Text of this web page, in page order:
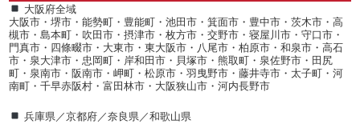
大阪府全域
大阪市・堺市・能勢町・豊能町・池田市・箕面市・豊中市・茨木市・高
槻市・島本町・吹田市・摂津市・枚方市・交野市・寝屋川市・守口市・
門真市・四條畷市・大東市・東大阪市・八尾市・柏原市・和泉市・高石
市・泉大津市・忠岡町・岸和田市・貝塚市・熊取町・泉佐野市・田尻
町・泉南市・阪南市・岬町・松原市・羽曳野市・藤井寺市・太子町・河
南町・千早赤阪村・富田林市・大阪狭山市・河内長野市
兵庫県／京都府／奈良県／和歌山県